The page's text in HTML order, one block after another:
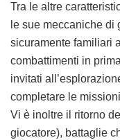
Tra le altre
le sue meccaniche
sicuramente familiari
combattimenti in
invitati
completare le
Vi è inoltre il ritorno
giocatore), battaglie